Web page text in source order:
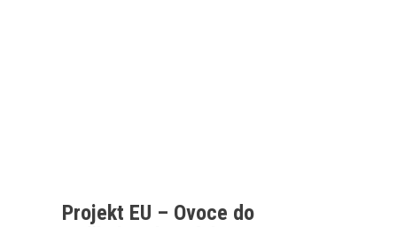
Projekt EU – Ovoce do